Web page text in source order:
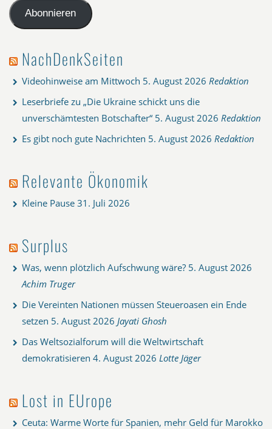
AdresseAbonnieren
NachDenkSeiten
Videohinweise am Mittwoch 5. August 2026 Redaktion
Leserbriefe zu „Die Ukraine schickt uns die
unverschämtesten Botschafter“ 5. August 2026 Redaktion
Es gibt noch gute Nachrichten 5. August 2026 Redaktion
Relevante Ökonomik
Kleine Pause 31. Juli 2026
Surplus
Was, wenn plötzlich Aufschwung wäre? 5. August 2026
Achim Truger
Die Vereinten Nationen müssen Steueroasen ein Ende
setzen 5. August 2026 Jayati Ghosh
Das Weltsozialforum will die Weltwirtschaft
demokratisieren 4. August 2026 Lotte Jäger
Lost in EUrope
Ceuta: Warme Worte für Spanien, mehr Geld für Marokko